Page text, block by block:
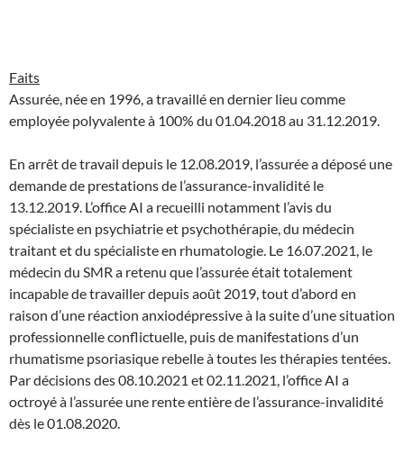
Faits
Assurée, née en 1996, a travaillé en dernier lieu comme
employée polyvalente à 100% du 01.04.2018 au 31.12.2019.
En arrêt de travail depuis le 12.08.2019, l’assurée a déposé une
demande de prestations de l’assurance-invalidité le
13.12.2019. L’office AI a recueilli notamment l’avis du
spécialiste en psychiatrie et psychothérapie, du médecin
traitant et du spécialiste en rhumatologie. Le 16.07.2021, le
médecin du SMR a retenu que l’assurée était totalement
incapable de travailler depuis août 2019, tout d’abord en
raison d’une réaction anxiodépressive à la suite d’une situation
professionnelle conflictuelle, puis de manifestations d’un
rhumatisme psoriasique rebelle à toutes les thérapies tentées.
Par décisions des 08.10.2021 et 02.11.2021, l’office AI a
octroyé à l’assurée une rente entière de l’assurance-invalidité
dès le 01.08.2020.